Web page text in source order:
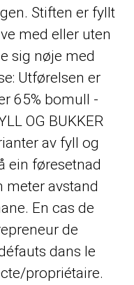
Stiften er fyllt
med eller uten
sig nøje med
Utførelsen er
65% bomull -
OG BUKKER
av fyll og
ein føresetnad
meter avstand
En cas de
de
dans le
propriétaire.